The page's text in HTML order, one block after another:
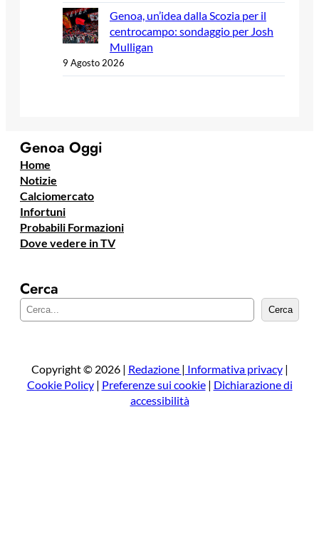
Genoa, un’idea dalla Scozia per il
centrocampo: sondaggio per Josh
Mulligan
9 Agosto 2026
Genoa Oggi
Home
Notizie
Calciomercato
Infortuni
Probabili Formazioni
Dove vedere in TV
Cerca
e
a
Cerca
Copyright © 2026 | Redazione | Informativa privacy|
Cookie Policy| Preferenze sui cookie| Dichiarazione di
accessibilità